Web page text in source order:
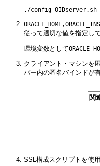
従って適切な値を指定し
環境変数として
クライアント・マシンを
バー内の匿名バインドが
関
SSL構成スクリプトを使